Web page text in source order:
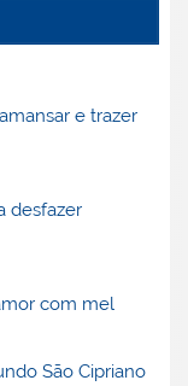
e trazer
desfazer
com mel
São Cipriano